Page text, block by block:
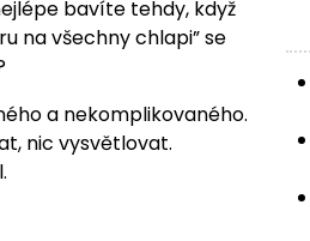
bavíte tehdy, když
na všechny chlapi” se
a nekomplikovaného.
nic vysvětlovat.